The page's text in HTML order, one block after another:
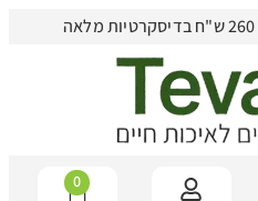
0